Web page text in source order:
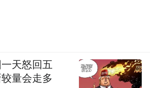
天怒回五
量会走多